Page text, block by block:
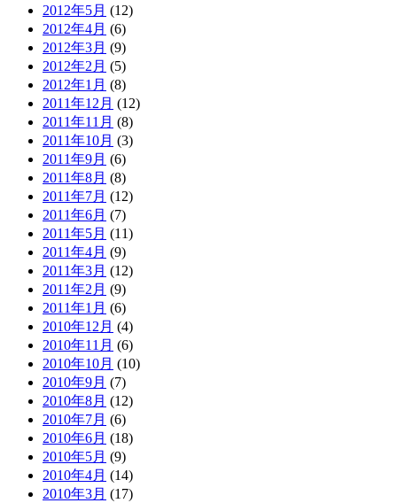
2012年5月 (12)
2012年4月 (6)
2012年3月 (9)
2012年2月 (5)
2012年1月 (8)
2011年12月 (12)
2011年11月 (8)
2011年10月 (3)
2011年9月 (6)
2011年8月 (8)
2011年7月 (12)
2011年6月 (7)
2011年5月 (11)
2011年4月 (9)
2011年3月 (12)
2011年2月 (9)
2011年1月 (6)
2010年12月 (4)
2010年11月 (6)
2010年10月 (10)
2010年9月 (7)
2010年8月 (12)
2010年7月 (6)
2010年6月 (18)
2010年5月 (9)
2010年4月 (14)
2010年3月 (17)